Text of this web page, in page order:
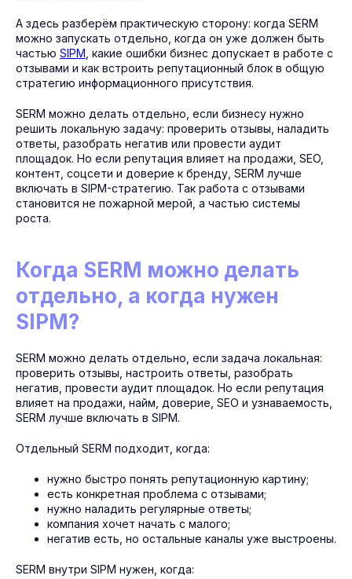
А здесь разберём практическую сторону: когда SERM
можно запускать отдельно, когда он уже должен быть
частью SIPM , какие ошибки бизнес допускает в работе с
отзывами и как встроить репутационный блок в общую
стратегию информационного присутствия.
SERM можно делать отдельно, если бизнесу нужно
решить локальную задачу: проверить отзывы, наладить
ответы, разобрать негатив или провести аудит
площадок. Но если репутация влияет на продажи, SEO,
контент, соцсети и доверие к бренду, SERM лучше
включать в SIPM-стратегию. Так работа с отзывами
становится не пожарной мерой, а частью системы
роста.
Когда SERM можно делать
отдельно, а когда нужен
SIPM?
SERM можно делать отдельно, если задача локальная:
проверить отзывы, настроить ответы, разобрать
негатив, провести аудит площадок. Но если репутация
влияет на продажи, найм, доверие, SEO и узнаваемость,
SERM лучше включать в SIPM.
Отдельный SERM подходит, когда:
нужно быстро понять репутационную картину;
есть конкретная проблема с отзывами;
нужно наладить регулярные ответы;
компания хочет начать с малого;
негатив есть, но остальные каналы уже выстроены.
SERM внутри SIPM нужен, когда: